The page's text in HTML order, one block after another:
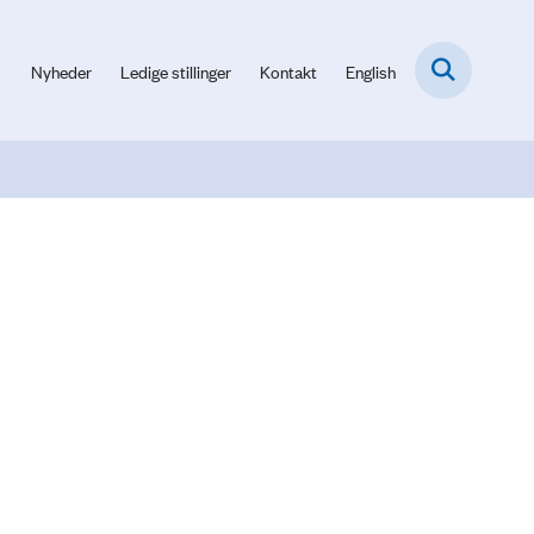
Nyheder Ledige stillinger Kontakt English